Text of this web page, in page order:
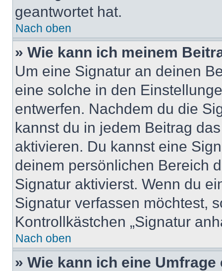
geantwortet hat.
Nach oben
» Wie kann ich meinem
Um eine Signatur an deinen
eine solche in den
entwerfen. Nachdem du die
kannst du in jedem Beitrag
aktivieren. Du kannst eine
deinem persönlichen Bereich
Signatur aktivierst. Wenn du
Signatur verfassen möchtest,
Kontrollkästchen „Signatur
Nach oben
» Wie kann ich eine